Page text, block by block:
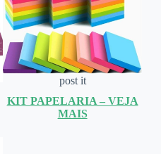
post it
KIT PAPELARIA – VEJA
MAIS